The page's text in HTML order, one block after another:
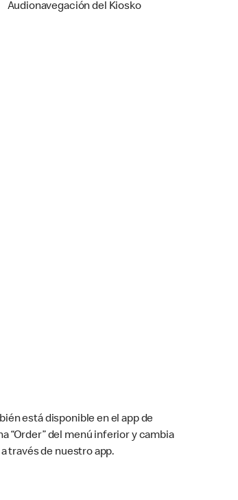
Audionavegación del Kiosko
está disponible en el app de
“Order” del menú inferior y cambia
través de nuestro app.